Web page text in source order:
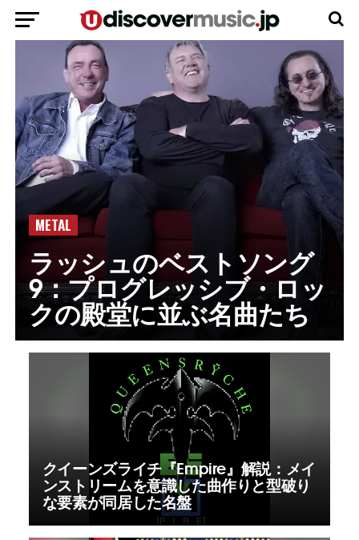
METAL
ラッシュのベストソング
9：プログレッシブ・ロッ
クの殿堂に並ぶ名曲たち
クイーンズライチ『Empire』解説：メイ
ンストリームを意識した曲作りと型破り
な要素が同居した名盤